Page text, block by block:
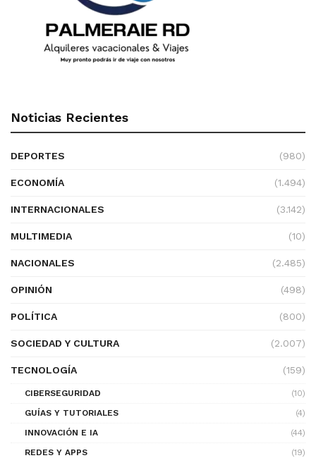
Noticias Recientes
DEPORTES (980)
ECONOMÍA (1.494)
INTERNACIONALES (3.142)
MULTIMEDIA (10)
NACIONALES (2.485)
OPINIÓN (498)
POLÍTICA (800)
SOCIEDAD Y CULTURA (2.007)
TECNOLOGÍA (159)
CIBERSEGURIDAD
(10)
GUÍAS Y TUTORIALES
(4)
INNOVACIÓN E IA
(44)
REDES Y APPS
(19)